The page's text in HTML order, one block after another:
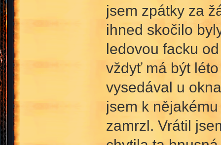
jsem zpátky za
ihned skočilo
ledovou facku
vždyť má být
vysedával u
jsem k
zamrzl. Vrátil